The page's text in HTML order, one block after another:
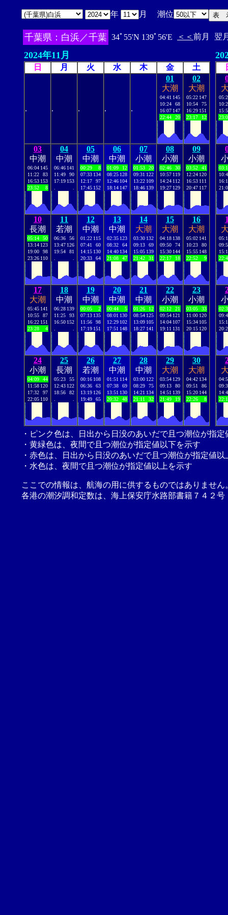
年 月 潮位
千葉県：白浜／千葉 34ﾟ55'N 139ﾟ56'E ＜＜ 前月 翌
2024年11月
日 月 火 水 木 金 土
. . . . .
01
大潮
04:41 145
10:24
68
16:07 147
22:44
20
02
大潮
05:22 147
10:54
75
16:29 151
23:17
12
03
中潮
06:04 145
11:22
83
16:53 153
23:52
8
04
中潮
06:46 141
11:49
90
17:19 153
05
中潮
00:29
8
07:33 134
12:17
97
17:45 152
06
中潮
01:09
12
08:25 128
12:46 104
18:14 147
07
小潮
01:53
20
09:31 122
13:22 109
18:46 139
08
小潮
02:46
30
10:57 119
14:24 112
19:27 129
09
小潮
03:52
41
12:24 120
16:53 111
20:47 117
10
長潮
05:14
50
13:14 123
19:00
98
23:26 110
11
若潮
06:36
56
13:47 126
19:54
81
12
中潮
01:22 115
07:41
60
14:15 130
20:33
64
13
中潮
02:35 123
08:32
64
14:40 134
21:08
47
14
大潮
03:30 132
09:13
69
15:05 139
21:42
31
15
大潮
04:18 138
09:50
74
15:30 144
22:17
18
16
大潮
05:02 141
10:23
80
15:55 148
22:52
9
17
大潮
05:45 141
10:55
87
16:22 151
23:28
4
18
中潮
06:28 139
11:25
93
16:50 152
19
中潮
00:05
2
07:13 135
11:56
98
17:19 151
20
中潮
00:44
5
08:01 130
12:29 102
17:51 148
21
中潮
01:26
12
08:54 125
13:09 105
18:27 141
22
小潮
02:12
21
09:54 121
14:04 107
19:11 131
23
小潮
03:05
33
11:00 120
15:34 105
20:15 120
24
小潮
04:09
44
11:58 120
17:32
97
22:05 110
25
長潮
05:23
55
12:43 122
18:56
82
26
若潮
00:16 108
06:36
63
13:19 126
19:49
65
27
中潮
01:51 114
07:38
69
13:51 130
20:32
48
28
中潮
03:00 122
08:29
75
14:21 134
21:11
32
29
大潮
03:54 129
09:13
80
14:51 139
21:49
19
30
大潮
04:42 134
09:51
86
15:20 144
22:26
8
・ピンク色は、日出から日没のあいだで且つ潮位が指
・黄緑色は、夜間で且つ潮位が指定値以下を示す
・赤色は、日出から日没のあいだで且つ潮位が指定値以
・水色は、夜間で且つ潮位が指定値以上を示す
ここでの情報は、航海の用に供するものではありませ
各港の潮汐調和定数は、海上保安庁水路部書籍７４２